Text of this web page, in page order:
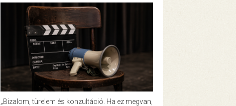
„Bizalom, türelem és konzultáció. Ha ez megvan,